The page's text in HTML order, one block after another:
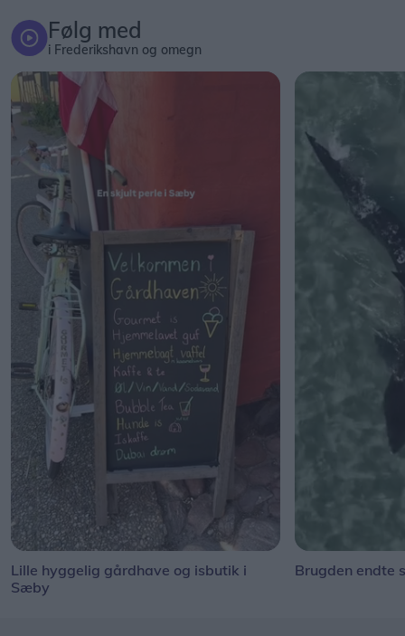
Følg med
i Frederikshavn og omegn
Lille hyggelig gårdhave og isbutik i
Sæby
Brugden endte